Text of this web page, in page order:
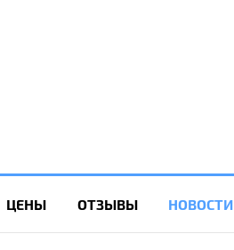
ЦЕНЫ ОТЗЫВЫ НОВОСТИ